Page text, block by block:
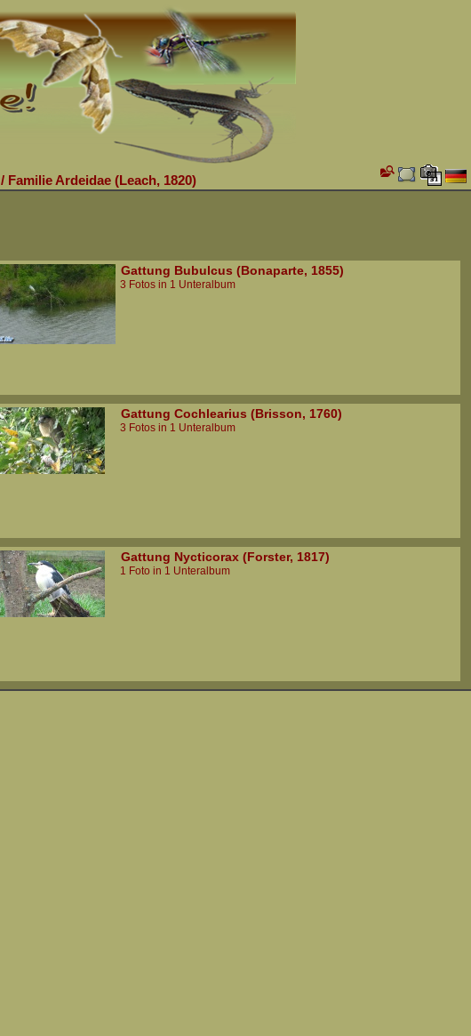
/ Familie Ardeidae (Leach, 1820)
Gattung Bubulcus (Bonaparte, 1855)
3 Fotos in 1 Unteralbum
Gattung Cochlearius (Brisson, 1760)
3 Fotos in 1 Unteralbum
Gattung Nycticorax (Forster, 1817)
1 Foto in 1 Unteralbum